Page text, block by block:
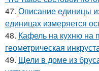
47. Описание единицы
единицах измеряется
48. Кафель на кухню на
геометрическая
49. Щели в доме из